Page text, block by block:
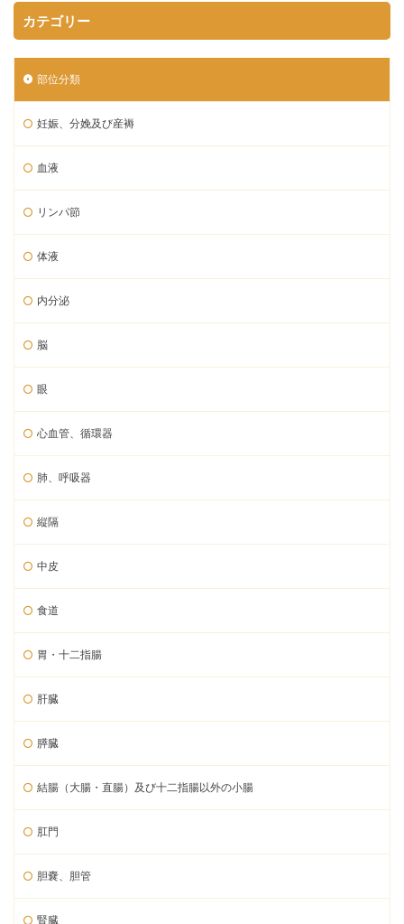
カテゴリー
部位分類
妊娠、分娩及び産褥
血液
リンパ節
体液
内分泌
脳
眼
心血管、循環器
肺、呼吸器
縦隔
中皮
食道
胃・十二指腸
肝臓
膵臓
結腸（大腸・直腸）及び十二指腸以外の小腸
肛門
胆嚢、胆管
腎臓